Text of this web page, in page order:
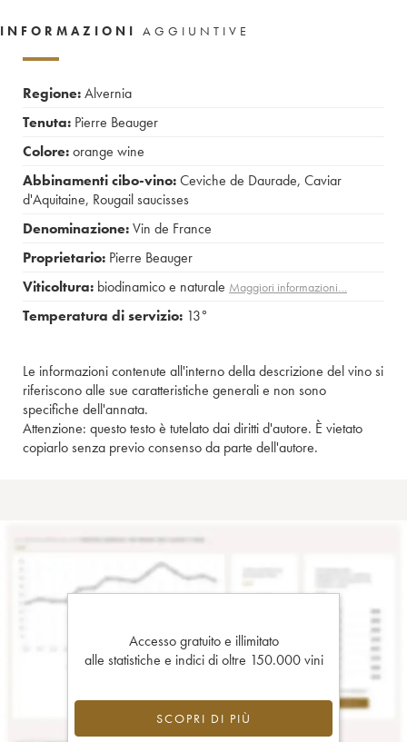
INFORMAZIONI AGGIUNTIVE
Regione:Alvernia
Tenuta: Pierre Beauger
Colore:orange wine
Abbinamenti cibo-vino:Ceviche de Daurade, Caviar
d'Aquitaine, Rougail saucisses
Denominazione:Vin de France
Proprietario: Pierre Beauger
Viticoltura: biodinamico e naturale Maggiori informazioni…
Temperatura di servizio: 13°
Le informazioni contenute all'interno della descrizione del vino si
riferiscono alle sue caratteristiche generali e non sono
specifiche dell'annata.
Attenzione: questo testo è tutelato dai diritti d'autore. È vietato
copiarlo senza previo consenso da parte dell'autore.
Accesso gratuito e illimitato
alle statistiche e indici di oltre 150.000 vini
SCOPRI DI PIÙ